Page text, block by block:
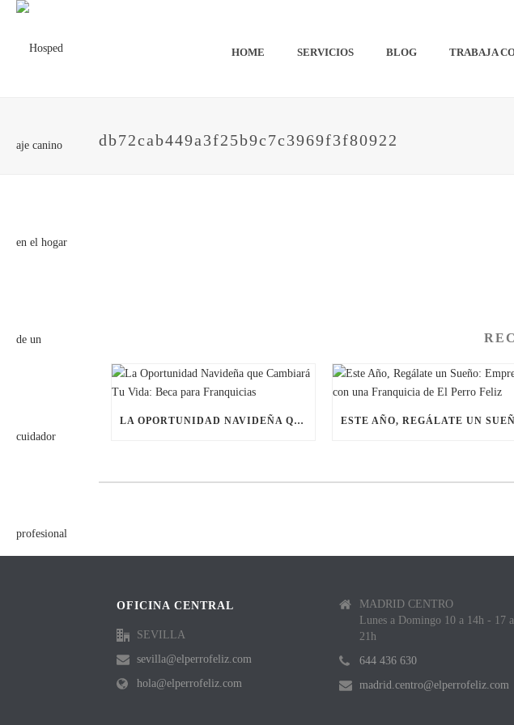
HOME SERVICIOS BLOG TRABAJA
db72cab449a3f25b9c7c3969f3f80922
LA OPORTUNIDAD NAVIDEÑA QUE CAMBIARÁ TU VIDA: BECA PARA FRANQUICIAS
OFICINA CENTRAL
SEVILLA
sevilla@elperrofeliz.com
hola@elperrofeliz.com
MADRID CENTRO
Lunes a Domingo 10 a 14h - 17 a
21h
644 436 630
madrid.centro@elperrofeliz.com